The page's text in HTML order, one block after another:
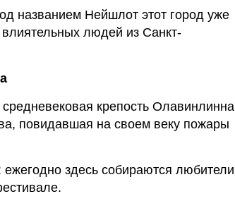
названием Нейшлот этот город уже
влиятельных людей из Санкт-
крепость Олавинлинна
повидавшая на своем веку пожары
ежегодно здесь собираются любители